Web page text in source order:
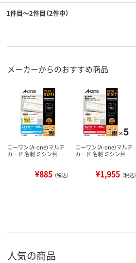
1件目～2件目（2件中）
メーカーからのおすすめ商品
エーワン（A-one）マルチ
カード 名刺 ミシン目 …
¥885 （税込）
エーワン（A-one）マルチ
カード 名刺 ミシン目 …
¥1,955 （税込）
人気の商品